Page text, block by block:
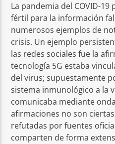
La pandemia del COVID-
fértil para la información
numerosos ejemplos de
crisis. Un ejemplo
las redes sociales fue la
tecnología 5G estaba
del virus; supuestamente
sistema inmunológico a la
comunicaba mediante
afirmaciones no son
refutadas por fuentes
comparten de forma